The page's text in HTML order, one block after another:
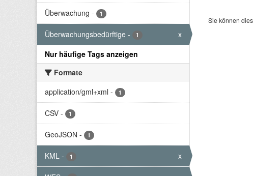
Überwachung - 1
Überwachungsbedürftige - 1
x
Nur häufige Tags anzeigen
Formate
application/gml+xml - 1
CSV - 1
GeoJSON - 1
KML - 1 x
Sie können